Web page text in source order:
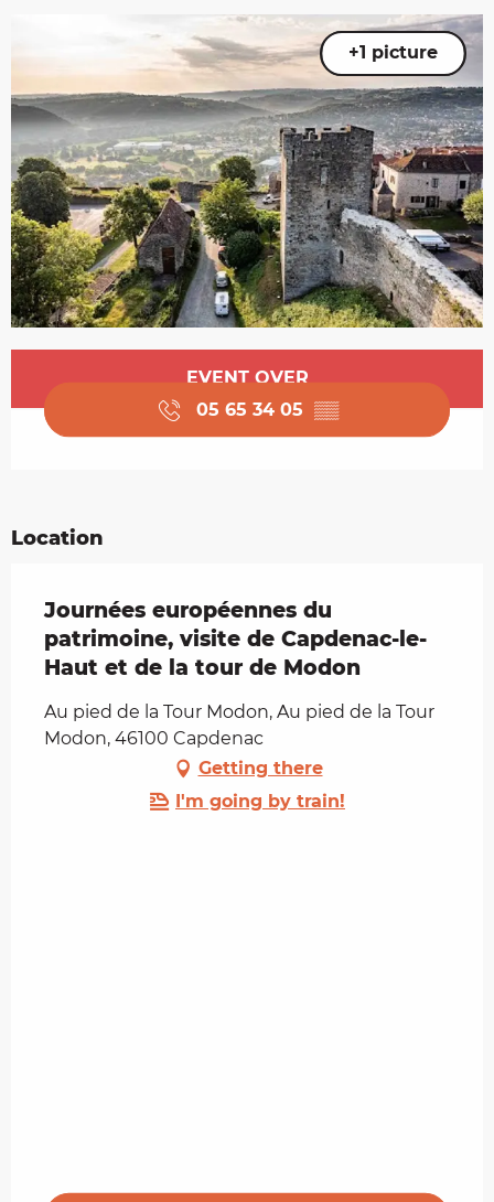
+1 picture
Opening hours & contact details
EVENT OVER
05 65 34 05 ▒▒
Location
Journées européennes du
patrimoine, visite de Capdenac-le-
Haut et de la tour de Modon
Au pied de la Tour Modon, Au pied de la Tour
Modon, 46100 Capdenac
Getting there
I'm going by train!